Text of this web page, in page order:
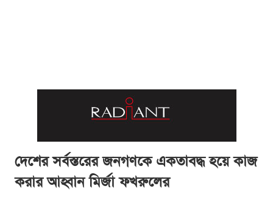
দেশের সর্বস্তরের জনগণকে একতাবদ্ধ হয়ে কাজ
করার আহ্বান মির্জা ফখরুলের